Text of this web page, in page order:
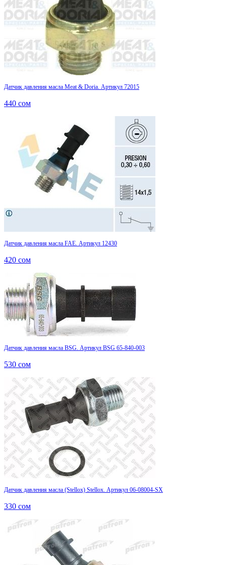
Датчик давления масла Meat & Doria. Артикул 72015
440 сом
Датчик давления масла FAE. Артикул 12430
420 сом
Датчик давления масла BSG. Артикул BSG 65-840-003
530 сом
Датчик давления масла (Stellox) Stellox. Артикул 06-08004-SX
330 сом